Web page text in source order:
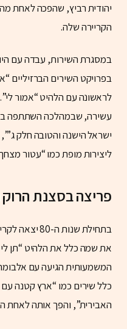
יהודית רביץ, שהפכה לאחת
הקריירה שלה.
במסגרת השירות, עבדה עם
בפרויקט השירים הברזיליים
לראשונה עם הלהיט “אמור
עשירה, שבמהלכה השתתפה
ישראל הישנה והטובה חלק
ליצירות מופת כמו “עטור
פריצהבסצנת
בתחילת שנות
את שמה כלל את הלהיט “תן
המשמעותית הגיעה עם
כלל שירים כמו “ארץ קטנה
האבירית”, והפך אותה לאחת